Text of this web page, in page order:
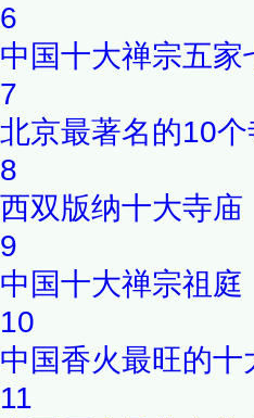
6
中国十大禅宗五家
7
北京最著名的10个
8
西双版纳十大寺庙
9
中国十大禅宗祖庭
10
中国香火最旺的十
11